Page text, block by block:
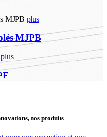
plus
MJPB
plus
nos produits